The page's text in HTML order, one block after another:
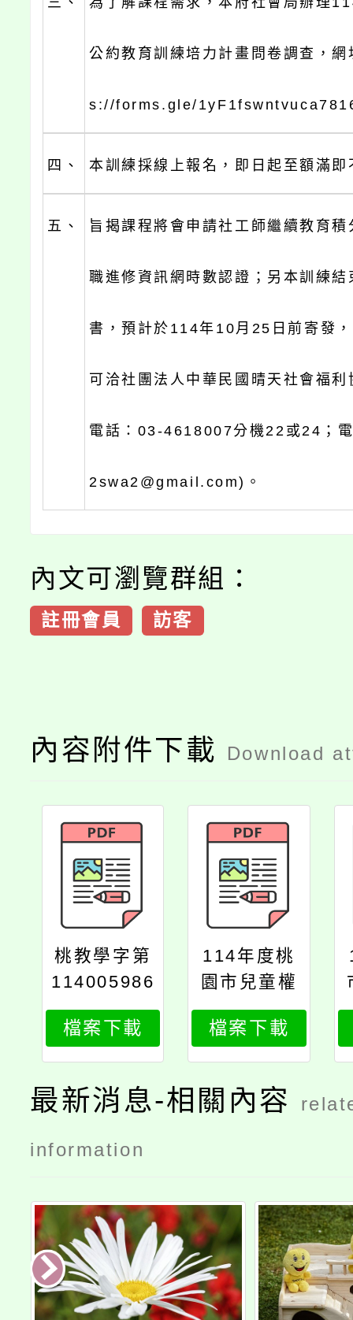
公約教育訓練培力計畫問卷調查，
s://forms.gle/
四、 本訓練採線上報名，即日起至額滿
五、 旨揭課程將會申請社工師繼續教育
職進修資訊網時數認證；另本訓練
書，預計於114年10月25日前寄發
可洽社團法人中華民國晴天社會福
電話：03-4618007分機22或24；
2swa2@gmail.com)。
內文可瀏覽群組：
註冊會員 訪客
內容附件下載 Download
桃教學字第
114005986
6號
檔案下載
114年度桃
園市兒童權
利公約教育
訓練報名簡
章
檔案下載
最新消息-相關內容
information